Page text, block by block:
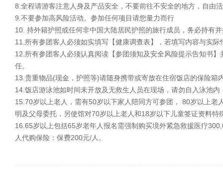
8.全程请游客注意人身及产品安全，不要前往不安全的地方，自由
9.不要参加高风险活动。参加任何项目请您量力而行
10. 持外籍护照或任何非中国大陆居民护照的旅行成员，务必持有
11.所有参团客人必须如实填写【健康调查表】，若填写内容与实
12.所有参团客人必须认真阅读【参团须知及安全风险提示告知书
任。
13.贵重物品(现金，护照等)请随身携带或寄放在住宿饭店的保险
14.饭店游泳池如时间未开放及无救生人员在现场，请勿自入泳池
15.70岁以上老人，需有50岁以下家人陪同方可参团， 80岁以上
明及父母委托，另使馆对70岁以上老人和18岁以下儿童签证资料特
16.65岁以上包括65岁老年人报名需强制购买境外紧急救援医疗
人代购保险：保费200元/人。